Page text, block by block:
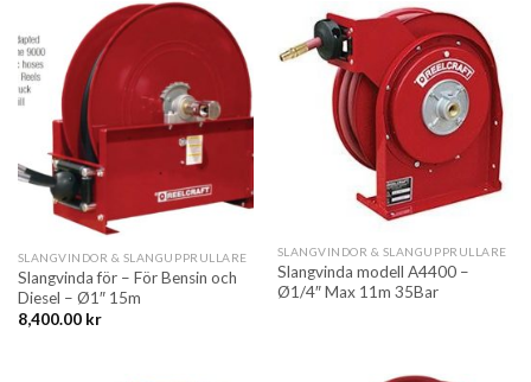
SLANGVINDOR & SLANGUPPRULLARE
Slangvinda för – För Bensin och
Diesel – Ø1″ 15m
8,400.00 kr
SLANGVINDOR & SLANGUPPRULLARE
Slangvinda modell A4400 –
Ø1/4″ Max 11m 35Bar